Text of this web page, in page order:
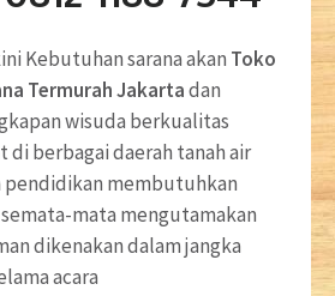
Kebutuhan sarana akan Toko
Termurah Jakartadan
wisuda berkualitas
di berbagai daerah tanah air
pendidikan membutuhkan
mata mengutamakan
dikenakan dalam jangka
acara